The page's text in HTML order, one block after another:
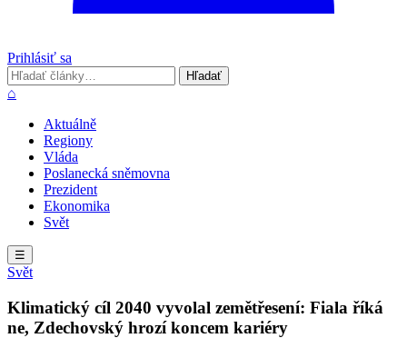
Prihlásiť sa
Hľadať
Hľadať
⌂
Aktuálně
Regiony
Vláda
Poslanecká sněmovna
Prezident
Ekonomika
Svět
☰
Svět
Klimatický cíl 2040 vyvolal zemětřesení: Fiala říká
ne, Zdechovský hrozí koncem kariéry